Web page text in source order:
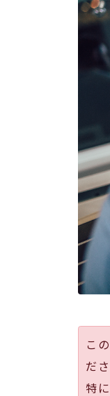
こ
ださ
特